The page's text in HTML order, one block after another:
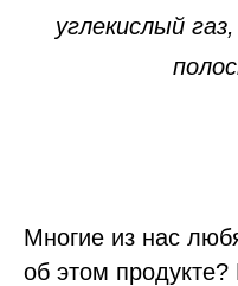
углекислый
Многие из нас
об этом продукте?